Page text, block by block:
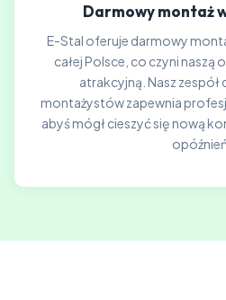
Darmowy montaż
E-Stal oferuje darmowy
całej Polsce, co czyni naszą
atrakcyjną. Nasz
montażystów zapewnia
abyś mógł cieszyć się nową
opóźnień.